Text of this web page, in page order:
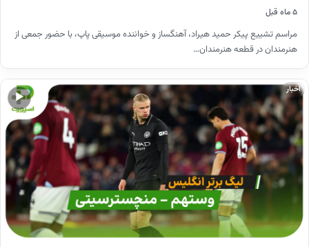
۵ ماه قبل
مراسم تشییع پیکر حمید هیراد، آهنگساز و خواننده موسیقی پاپ، با حضور جمعی از
هنرمندان در قطعه هنرمندان…
▶
اخبار